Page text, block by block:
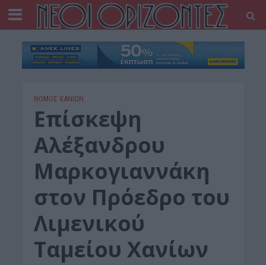
ΝΟΜΌΣ ΧΑΝΊΩΝ
Επίσκεψη
Αλέξανδρου
Μαρκογιαννάκη
στον Πρόεδρο του
Λιμενικού
Ταμείου Χανίων